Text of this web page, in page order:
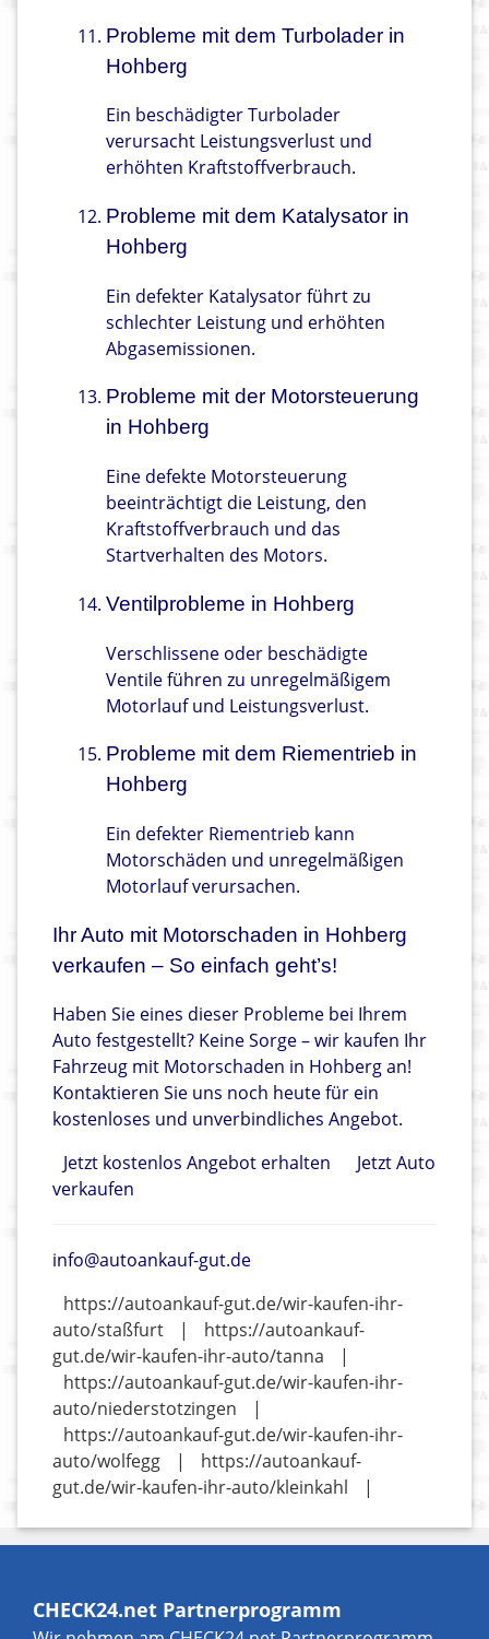
Probleme mit dem Turbolader in
Hohberg
Ein beschädigter Turbolader
verursacht Leistungsverlust und
erhöhten Kraftstoffverbrauch.
Probleme mit dem Katalysator in
Hohberg
Ein defekter Katalysator führt zu
schlechter Leistung und erhöhten
Abgasemissionen.
Probleme mit der Motorsteuerung
in Hohberg
Eine defekte Motorsteuerung
beeinträchtigt die Leistung, den
Kraftstoffverbrauch und das
Startverhalten des Motors.
Ventilprobleme in Hohberg
Verschlissene oder beschädigte
Ventile führen zu unregelmäßigem
Motorlauf und Leistungsverlust.
Probleme mit dem Riementrieb in
Hohberg
Ein defekter Riementrieb kann
Motorschäden und unregelmäßigen
Motorlauf verursachen.
Ihr Auto mit Motorschaden in Hohberg
verkaufen – So einfach geht’s!
Haben Sie eines dieser Probleme bei Ihrem
Auto festgestellt? Keine Sorge – wir kaufen Ihr
Fahrzeug mit Motorschaden in Hohberg an!
Kontaktieren Sie uns noch heute für ein
kostenloses und unverbindliches Angebot.
Jetzt kostenlos Angebot erhalten
Jetzt Auto
verkaufen
info@autoankauf-gut.de
https://autoankauf-gut.de/wir-kaufen-ihr-
auto/staßfurt
|
https://autoankauf-
gut.de/wir-kaufen-ihr-auto/tanna
|
https://autoankauf-gut.de/wir-kaufen-ihr-
auto/niederstotzingen
|
https://autoankauf-gut.de/wir-kaufen-ihr-
auto/wolfegg
|
https://autoankauf-
gut.de/wir-kaufen-ihr-auto/kleinkahl
|
CHECK24.net Partnerprogramm